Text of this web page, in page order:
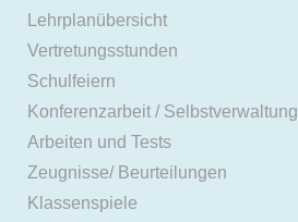
Lehrplanübersicht
Vertretungsstunden
Schulfeiern
Konferenzarbeit / Selbstverwaltung
Arbeiten und Tests
Zeugnisse/ Beurteilungen
Klassenspiele